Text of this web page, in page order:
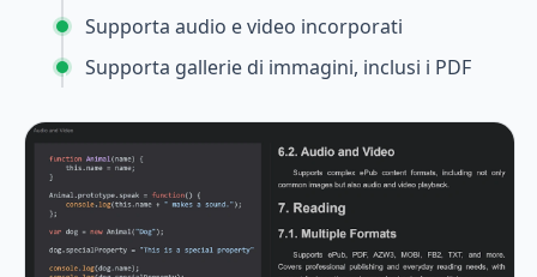
Supporta audio e video incorporati
Supporta gallerie di immagini, inclusi i PDF